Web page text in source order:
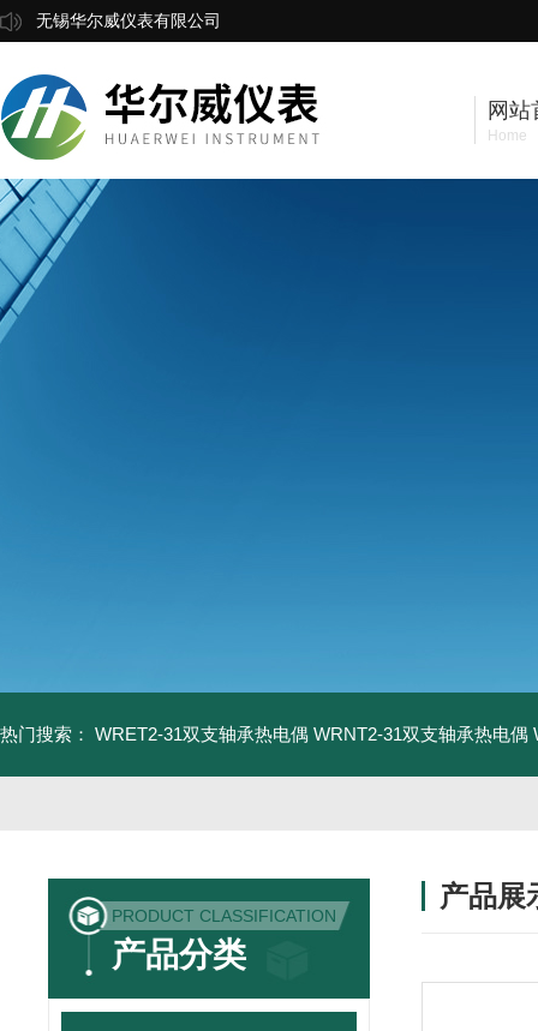
无锡华尔威仪表有限公司
网站
Home
热门搜索： WRET2-31双支轴承热电偶 WRNT2-31双支轴承热电偶
PRODUCT CLASSIFICATION
产品分类
产品展